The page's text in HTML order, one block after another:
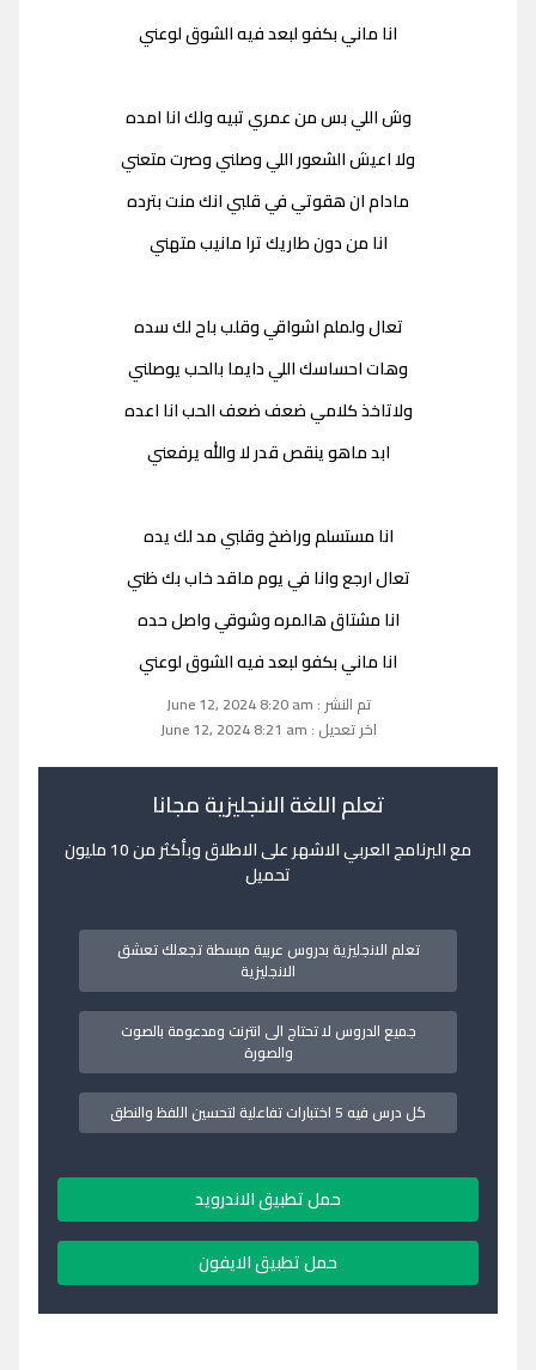
انا ماني بكفو لبعد فيه الشوق لوعني
وش اللي بس من عمري تبيه ولك انا امده
ولا اعيش الشعور اللي وصلني وصرت متعني
مادام ان هقوتي في قلبي انك منت بترده
انا من دون طاريك ترا مانيب متهني
تعال ولملم اشواقي وقلب باح لك سده
وهات احساسك اللي دايما بالحب يوصلني
ولاتاخذ كلامي ضعف ضعف الحب انا اعده
ابد ماهو ينقص قدر لا والله يرفعني
انا مستسلم وراضخ وقلبي مد لك يده
تعال ارجع وانا في يوم ماقد خاب بك ظني
انا مشتاق هالمره وشوقي واصل حده
انا ماني بكفو لبعد فيه الشوق لوعني
تم النشر : June 12, 2024 8:20 am
اخر تعديل : June 12, 2024 8:21 am
تعلم اللغة الانجليزية مجانا
مع البرنامج العربي الاشهر على الاطلاق وبأكثر من 10 مليون
تحميل
تعلم الانجليزية بدروس عربية مبسطة تجعلك تعشق
الانجليزية
جميع الدروس لا تحتاج الى انترنت ومدعومة بالصوت
والصورة
كل درس فيه 5 اختبارات تفاعلية لتحسين اللفظ والنطق
حمل تطبيق الاندرويد
حمل تطبيق الايفون